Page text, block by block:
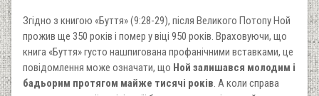
Згідно з книгою «Буття» (9:28-29), після Великого Потопу Ной
прожив ще 350 років і помер у віці 950 років. Враховуючи, що
книга «Буття» густо нашпигована профанічними вставками, це
повідомлення може означати, що Ной залишався молодим і
бадьорим протягом майже тисячі років . А коли справа